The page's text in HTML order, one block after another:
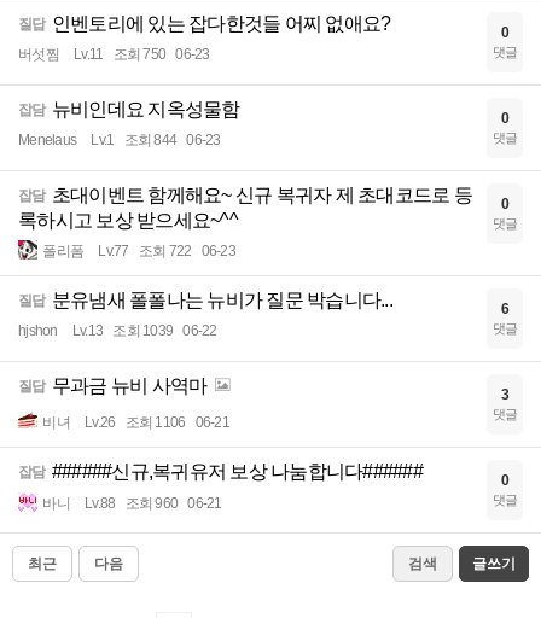
질답 인벤토리에 있는 잡다한것들 어찌 없애요?
버섯찜 Lv.11 조회 750 06-23
0
댓글
잡담 뉴비인데요 지옥성물함
Menelaus Lv.1 조회 844 06-23
0
댓글
잡담 초대이벤트 함께해요~ 신규 복귀자 제 초대코드로 등
록하시고 보상 받으세요~^^
폴리폼 Lv.77 조회 722 06-23
0
댓글
질답 분유냄새 폴폴나는 뉴비가 질문 박습니다...
hjshon Lv.13 조회 1039 06-22
6
댓글
질답 무과금 뉴비 사역마
비녀 Lv.26 조회 1106 06-21
3
댓글
잡담 ######신규,복귀유저 보상 나눔합니다######
바니 Lv.88 조회 960 06-21
0
댓글
최근 다음 검색 글쓰기